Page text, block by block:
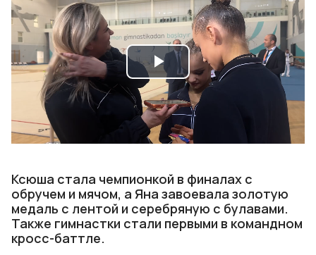
Play
Video
Ксюша стала чемпионкой в финалах с
обручем и мячом, а Яна завоевала золотую
медаль с лентой и серебряную с булавами.
Также гимнастки стали первыми в командном
кросс-баттле.